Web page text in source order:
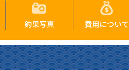
釣果写真 費用について